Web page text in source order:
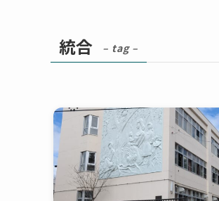
統合 – tag –